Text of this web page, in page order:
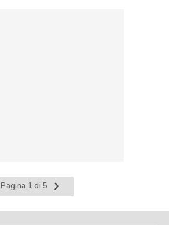
Pagina 1 di 5
Pagina
successiva